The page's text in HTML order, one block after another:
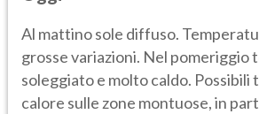
Al mattino sole diffuso.
grosse variazioni. Nel pomeriggio
soleggiato e molto caldo. Possibili
calore sulle zone montuose, in